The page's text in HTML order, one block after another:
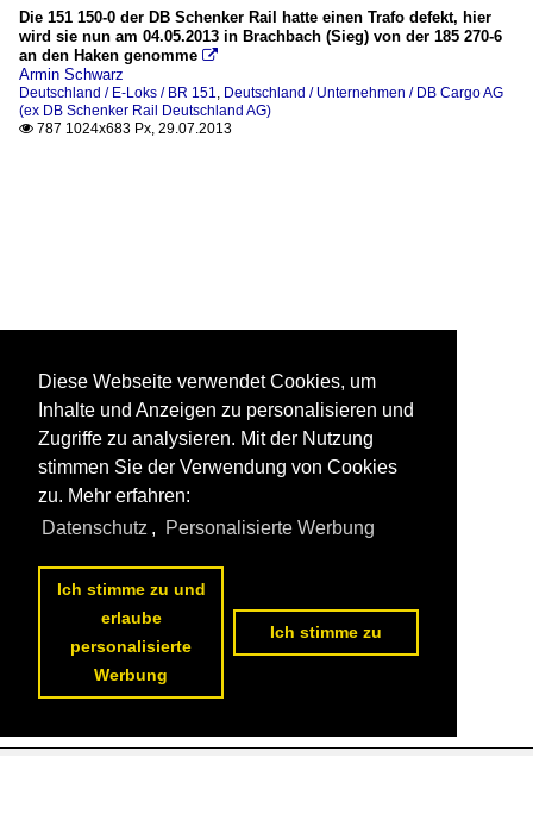
Die 151 150-0 der DB Schenker Rail hatte einen Trafo defekt, hier
wird sie nun am 04.05.2013 in Brachbach (Sieg) von der 185 270-6
an den Haken genomme 
Armin Schwarz
Deutschland / E-Loks / BR 151, Deutschland / Unternehmen / DB Cargo AG
(ex DB Schenker Rail Deutschland AG)
 787 1024x683 Px, 29.07.2013
Diese Webseite verwendet Cookies, um
Inhalte und Anzeigen zu personalisieren und
Zugriffe zu analysieren. Mit der Nutzung
stimmen Sie der Verwendung von Cookies
zu. Mehr erfahren:
Datenschutz , Personalisierte Werbung
Ich stimme zu und
erlaube
personalisierte
Werbung
Ich stimme zu